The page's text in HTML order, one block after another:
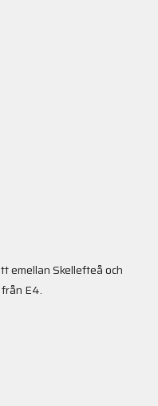
emellan Skellefteå och
E4.